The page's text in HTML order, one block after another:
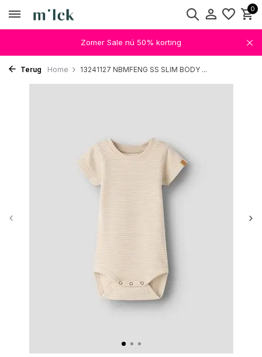
0
Zomer Sale nú 50% korting
Terug Home 13241127 NBMFENG SS SLIM BODY ...